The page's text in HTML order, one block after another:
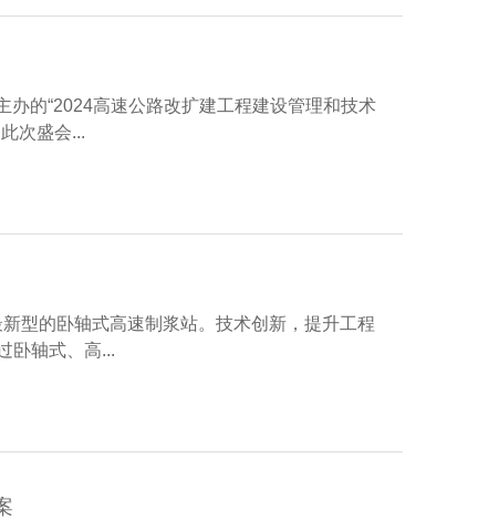
的“2024高速公路改扩建工程建设管理和技术
次盛会...
型的卧轴式高速制浆站。技术创新，提升工程
卧轴式、高...